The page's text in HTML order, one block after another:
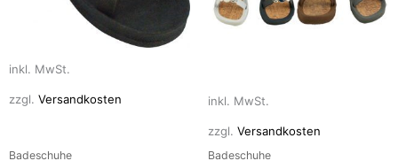
inkl. MwSt.
zzgl. Versandkosten
Badeschuhe
auf
inkl. MwSt.
zzgl. Versandkosten
Badeschuhe
auf.
auf
Produktseite